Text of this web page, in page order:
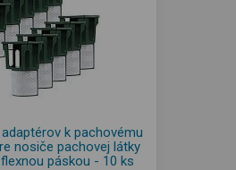
adaptérov k pachovému
nosiče pachovej látky
páskou - 10 ks